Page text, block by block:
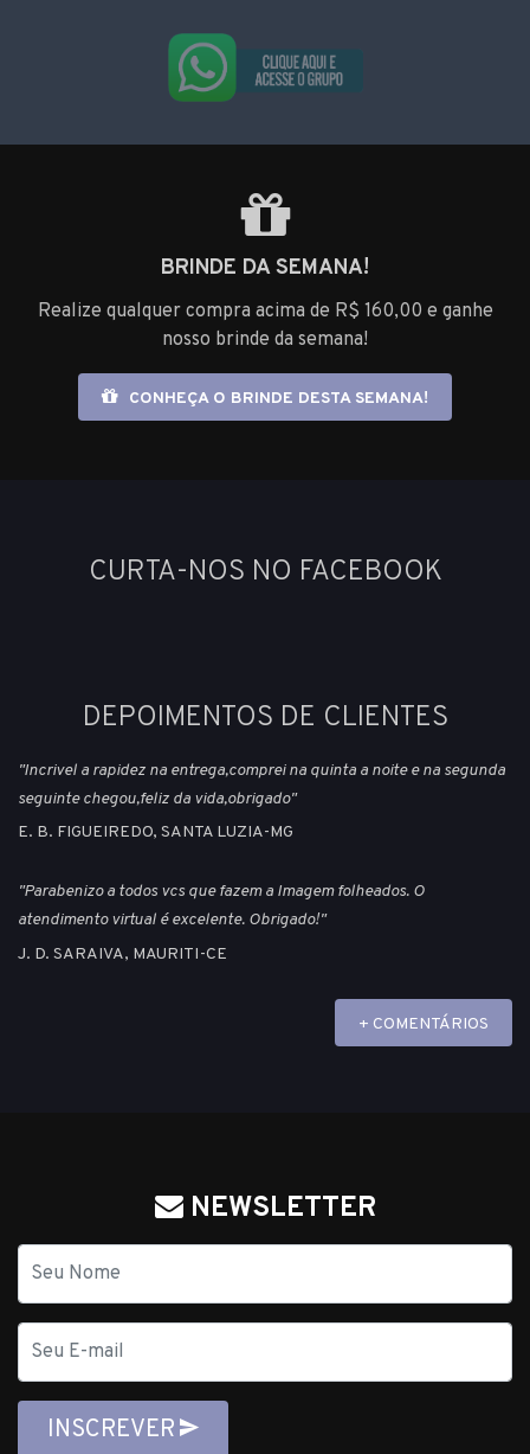
BRINDE DA SEMANA!
Realize qualquer compra acima de R$ 160,00 e ganhe
nosso brinde da semana!
CONHEÇA O BRINDE DESTA SEMANA!
CURTA-NOS NO FACEBOOK
DEPOIMENTOS DE CLIENTES
"Incrivel a rapidez na entrega,comprei na quinta a noite e na segunda
seguinte chegou,feliz da vida,obrigado"
E. B. FIGUEIREDO, SANTA LUZIA-MG
"Parabenizo a todos vcs que fazem a Imagem folheados. O
atendimento virtual é excelente. Obrigado!"
J. D. SARAIVA, MAURITI-CE
+ COMENTÁRIOS
NEWSLETTER
mail
INSCREVER